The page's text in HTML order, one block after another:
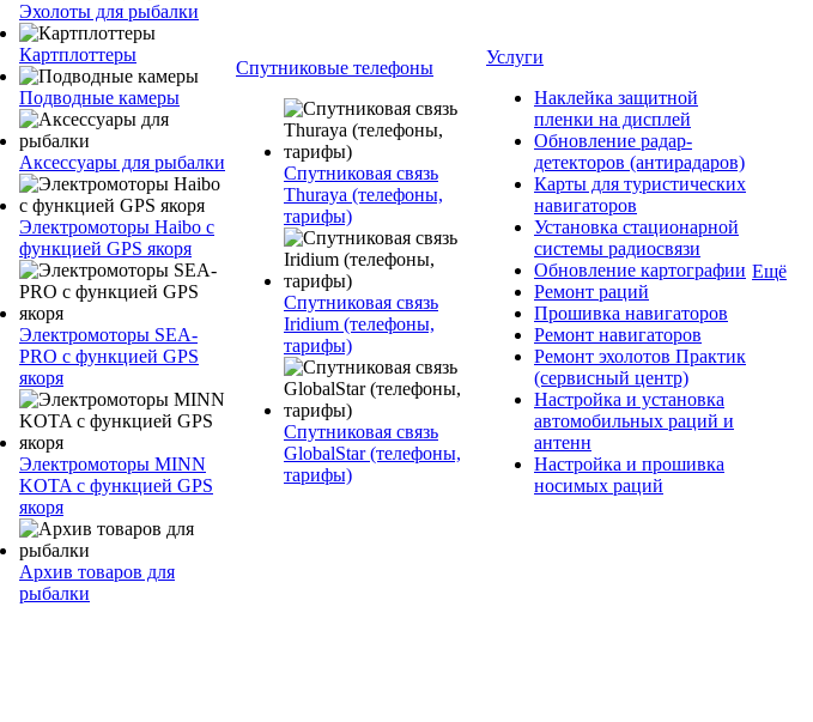
Эхолоты для рыбалки
Картплоттеры
Подводные камеры
Аксессуары для рыбалки
Электромоторы Haibo с
функцией GPS якоря
Электромоторы SEA-
PRO с функцией GPS
якоря
Электромоторы MINN
KOTA с функцией GPS
якоря
Архив товаров для
рыбалки
Спутниковые телефоны
Спутниковая связь
Thuraya (телефоны,
тарифы)
Спутниковая связь
Iridium (телефоны,
тарифы)
Спутниковая связь
GlobalStar (телефоны,
тарифы)
Услуги
Наклейка защитной
пленки на дисплей
Обновление радар-
детекторов (антирадаров)
Карты для туристических
навигаторов
Установка стационарной
системы радиосвязи
Обновление картографии
Ремонт раций
Прошивка навигаторов
Ремонт навигаторов
Ремонт эхолотов Практик
(сервисный центр)
Настройка и установка
автомобильных раций и
антенн
Настройка и прошивка
носимых раций
Ещё